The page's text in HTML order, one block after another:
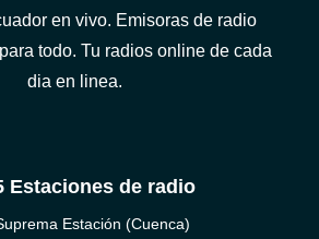
en vivo. Emisoras de radio
todo. Tu radios online de cada
dia en linea.
Estaciones de radio
Estación (Cuenca)